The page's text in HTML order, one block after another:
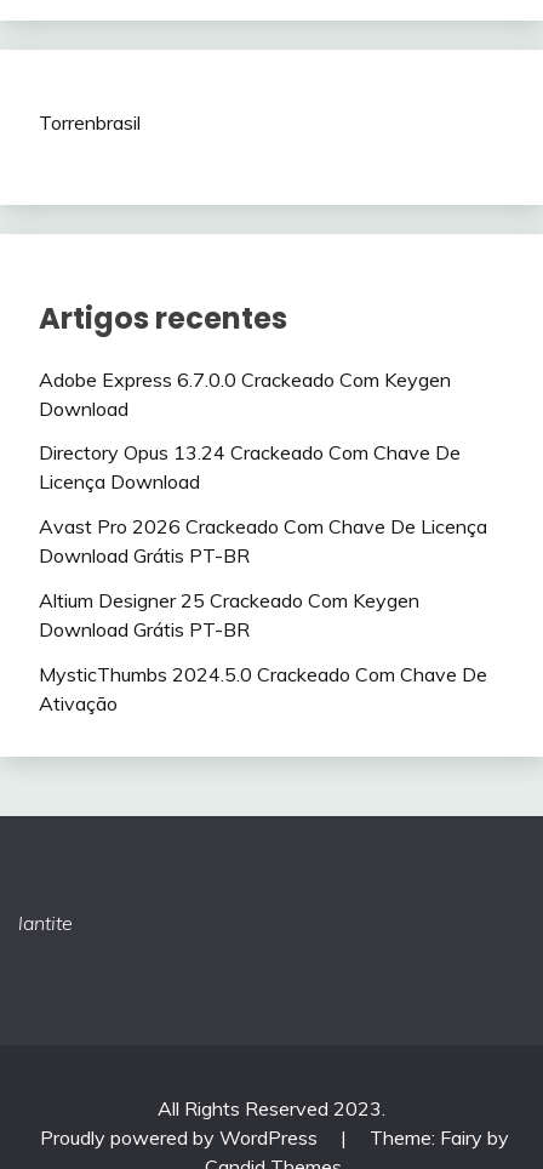
Torrenbrasil
Artigos recentes
Adobe Express 6.7.0.0 Crackeado Com Keygen
Download
Directory Opus 13.24 Crackeado Com Chave De
Licença Download
Avast Pro 2026 Crackeado Com Chave De Licença
Download Grátis PT-BR
Altium Designer 25 Crackeado Com Keygen
Download Grátis PT-BR
MysticThumbs 2024.5.0 Crackeado Com Chave De
Ativação
lantite
All Rights Reserved 2023.
Proudly powered by WordPress
|
Theme: Fairy by